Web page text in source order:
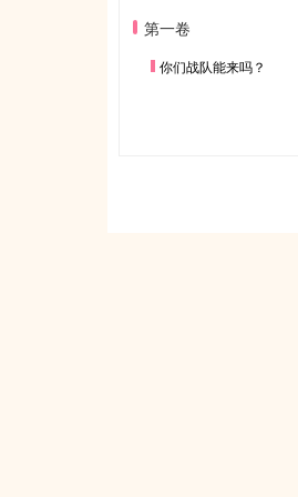
第一卷
你们战队能来吗？